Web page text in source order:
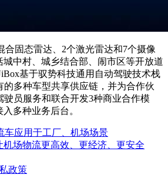
合固态雷达、2个激光雷达和7个摄像
中村、城乡结合部、闹市区等开放道
基于驭势科技通用自动驾驶技术栈
多种车型共享供应链，并为合作伙
员服务和联合开发3种商业合作模
多种业务后台。
车应用于工厂、机场场景
机场物流更高效、更经济、更安全
政策